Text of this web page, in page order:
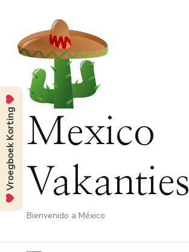
Mexico
Vakanties
Bienvenido a México
Vroegboek Korting